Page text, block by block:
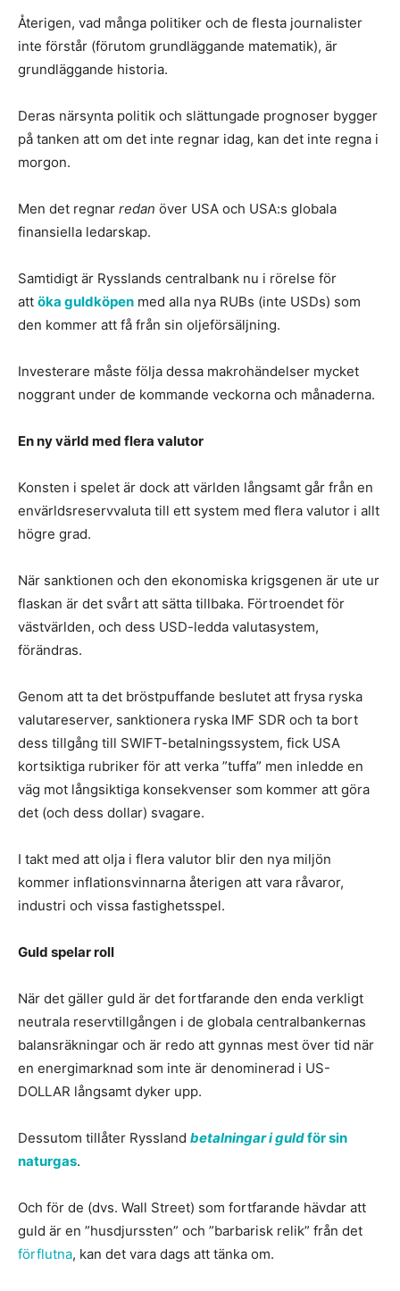
Återigen, vad många politiker och de flesta journalister
inte förstår (förutom grundläggande matematik), är
grundläggande historia.
Deras närsynta politik och slättungade prognoser bygger
på tanken att om det inte regnar idag, kan det inte regna i
morgon.
Men det regnar redan över USA och USA:s globala
finansiella ledarskap.
Samtidigt är Rysslands centralbank nu i rörelse för
att öka guldköpen med alla nya RUBs (inte USDs) som
den kommer att få från sin oljeförsäljning.
Investerare måste följa dessa makrohändelser mycket
noggrant under de kommande veckorna och månaderna.
En ny värld med flera valutor
Konsten i spelet är dock att världen långsamt går från en
envärldsreservvaluta till ett system med flera valutor i allt
högre grad.
När sanktionen och den ekonomiska krigsgenen är ute ur
flaskan är det svårt att sätta tillbaka. Förtroendet för
västvärlden, och dess USD-ledda valutasystem,
förändras.
Genom att ta det bröstpuffande beslutet att frysa ryska
valutareserver, sanktionera ryska IMF SDR och ta bort
dess tillgång till SWIFT-betalningssystem, fick USA
kortsiktiga rubriker för att verka ”tuffa” men inledde en
väg mot långsiktiga konsekvenser som kommer att göra
det (och dess dollar) svagare.
I takt med att olja i flera valutor blir den nya miljön
kommer inflationsvinnarna återigen att vara råvaror,
industri och vissa fastighetsspel.
Guld spelar roll
När det gäller guld är det fortfarande den enda verkligt
neutrala reservtillgången i de globala centralbankernas
balansräkningar och är redo att gynnas mest över tid när
en energimarknad som inte är denominerad i US-
DOLLAR långsamt dyker upp.
Dessutom tillåter Ryssland betalningar i guldför sin
naturgas.
Och för de (dvs. Wall Street) som fortfarande hävdar att
guld är en ”husdjurssten” och ”barbarisk relik” från det
förflutna, kan det vara dags att tänka om.